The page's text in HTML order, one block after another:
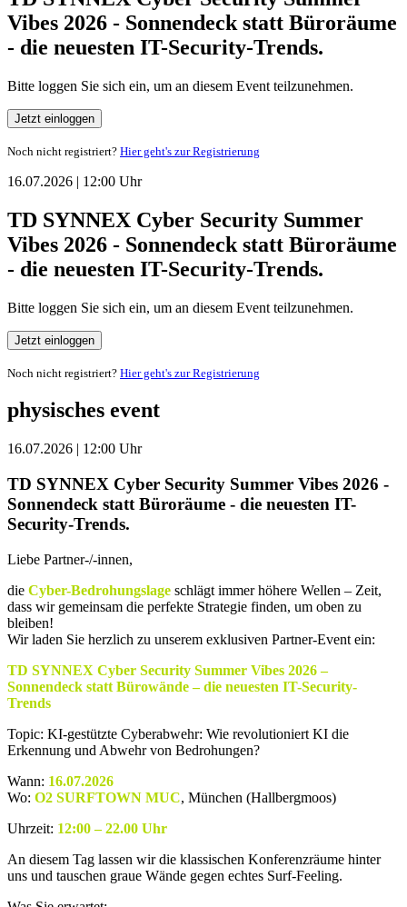
Vibes 2026 - Sonnendeck statt Büroräume
- die neuesten IT-Security-Trends.
Bitte loggen Sie sich ein, um an diesem Event teilzunehmen.
Jetzt einloggen
Noch nicht registriert? Hier geht's zur Registrierung
16.07.2026 | 12:00 Uhr
TD SYNNEX Cyber Security Summer
Vibes 2026 - Sonnendeck statt Büroräume
- die neuesten IT-Security-Trends.
Bitte loggen Sie sich ein, um an diesem Event teilzunehmen.
Jetzt einloggen
Noch nicht registriert? Hier geht's zur Registrierung
physisches event
16.07.2026 | 12:00 Uhr
TD SYNNEX Cyber Security Summer Vibes 2026 -
Sonnendeck statt Büroräume - die neuesten IT-
Security-Trends.
Liebe Partner-/-innen,
die Cyber-Bedrohungslage schlägt immer höhere Wellen – Zeit,
dass wir gemeinsam die perfekte Strategie finden, um oben zu
bleiben!
Wir laden Sie herzlich zu unserem exklusiven Partner-Event ein:
TD SYNNEX Cyber Security Summer Vibes 2026 –
Sonnendeck statt Bürowände – die neuesten IT-Security-
Trends
Topic: KI-gestützte Cyberabwehr: Wie revolutioniert KI die
Erkennung und Abwehr von Bedrohungen?
Wann: 16.07.2026
Wo: O2 SURFTOWN MUC, München (Hallbergmoos)
Uhrzeit: 12:00 – 22.00 Uhr
An diesem Tag lassen wir die klassischen Konferenzräume hinter
uns und tauschen graue Wände gegen echtes Surf-Feeling.